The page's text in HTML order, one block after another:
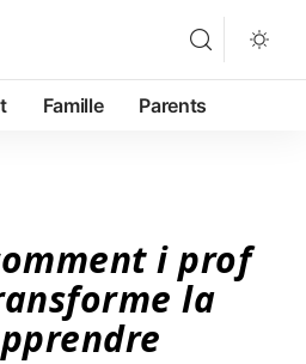
Famille Parents
i prof
la